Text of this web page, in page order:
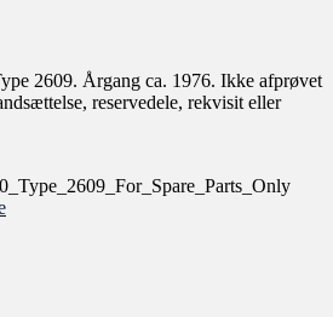
2609. Årgang ca. 1976. Ikke afprøvet
reservedele, rekvisit eller